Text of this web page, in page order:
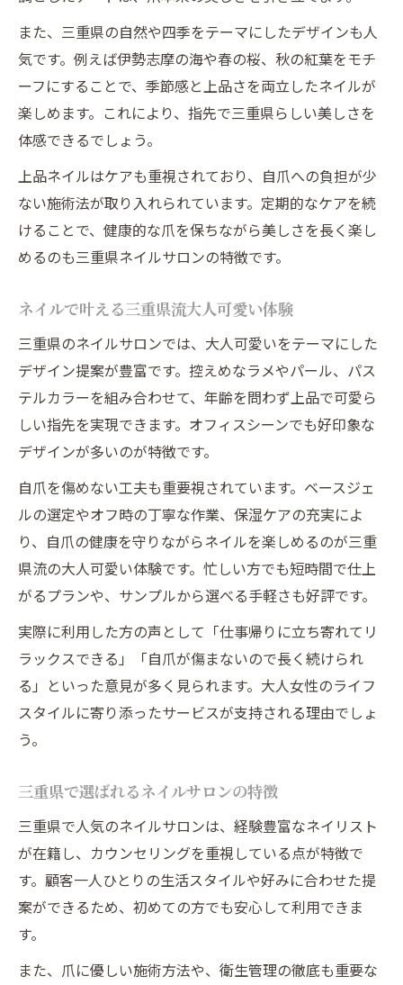
また、三重県の自然や四季をテーマにしたデザインも人
気です。例えば伊勢志摩の海や春の桜、秋の紅葉をモチ
ーフにすることで、季節感と上品さを両立したネイルが
楽しめます。これにより、指先で三重県らしい美しさを
体感できるでしょう。
上品ネイルはケアも重視されており、自爪への負担が少
ない施術法が取り入れられています。定期的なケアを続
けることで、健康的な爪を保ちながら美しさを長く楽し
めるのも三重県ネイルサロンの特徴です。
ネイルで叶える三重県流大人可愛い体験
三重県のネイルサロンでは、大人可愛いをテーマにした
デザイン提案が豊富です。控えめなラメやパール、パス
テルカラーを組み合わせて、年齢を問わず上品で可愛ら
しい指先を実現できます。オフィスシーンでも好印象な
デザインが多いのが特徴です。
自爪を傷めない工夫も重要視されています。ベースジェ
ルの選定やオフ時の丁寧な作業、保湿ケアの充実によ
り、自爪の健康を守りながらネイルを楽しめるのが三重
県流の大人可愛い体験です。忙しい方でも短時間で仕上
がるプランや、サンプルから選べる手軽さも好評です。
実際に利用した方の声として「仕事帰りに立ち寄れてリ
ラックスできる」「自爪が傷まないので長く続けられ
る」といった意見が多く見られます。大人女性のライフ
スタイルに寄り添ったサービスが支持される理由でしょ
う。
三重県で選ばれるネイルサロンの特徴
三重県で人気のネイルサロンは、経験豊富なネイリスト
が在籍し、カウンセリングを重視している点が特徴で
す。顧客一人ひとりの生活スタイルや好みに合わせた提
案ができるため、初めての方でも安心して利用できま
す。
また、爪に優しい施術方法や、衛生管理の徹底も重要な